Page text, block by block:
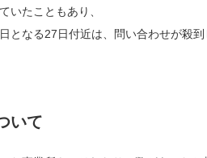
象に幅広く賃上げに対する措置が実施されます。
「障害福祉従事者処遇改善緊急支援事業補助金」
が公開されました。（1/30記）障害福祉従事者処
いたこともあり、
となる27日付近は、問い合わせが殺到
いて